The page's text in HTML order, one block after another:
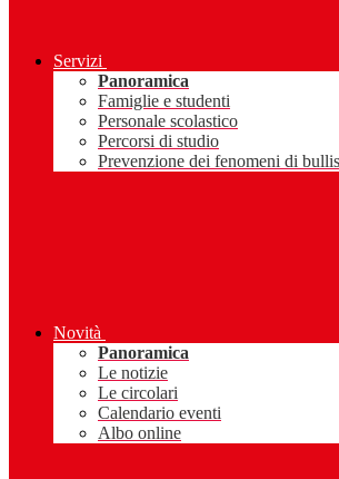
Servizi
Panoramica
Famiglie e studenti
Personale scolastico
Percorsi di studio
Prevenzione dei fenomeni di
Novità
Panoramica
Le notizie
Le circolari
Calendario eventi
Albo online